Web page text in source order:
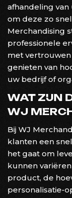
afhandeling
om deze zo
Merchandising
professionele
met
genieten van
uw bedrijf of
WAT ZIJN
WJ
Bij WJ
klanten een
het gaat om
kunnen
product, de
personalisatie-